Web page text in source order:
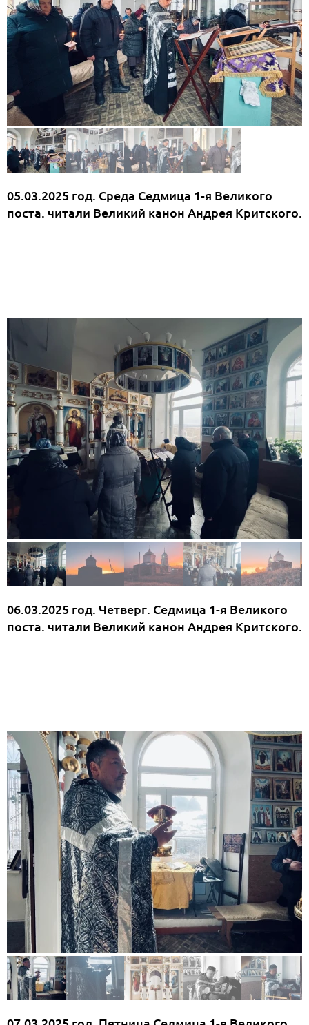
05.03.2025 год. Среда Седмица 1-я Великого
поста. читали Великий канон Андрея Критского.
06.03.2025 год. Четверг. Седмица 1-я Великого
поста. читали Великий канон Андрея Критского.